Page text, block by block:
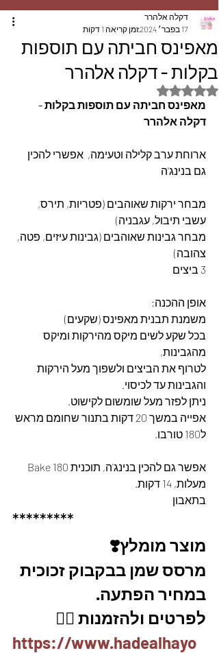
מאפינס חביתה עם תוספות
בקלות - דקלה אלהרר
דקלה אלהרר
17 בפבר׳ 2024
זמן קריאה 1 דקות
דירוג של NaN מתוך 5 כוכבים
מאפינס חביתה עם תוספות בקלות -
דקלה אלהרר
ארוחת ערב קלילה וטעימה,  אפשרי להכין
גם בנינג'ה
מבחר ירקות שאוהבים (פטריות, תירס,
עשבי תיבול, עגבניה)
מבחר גבינות שאוהבים (גבינות עיזים, פטה,
צהובה)
3 ביצים
אופן ההכנה:
משמנת תבנית מאפינס (שקעים)
בכל שקע לשים מיקס מהירקות ומיקס
מהגבינות,
לטרוף את הביצים ולשפוך מעל הירקות
והגבינות עד לכיסוי.
ניתן לפזר מעל שומשום לקישוט.
אפייה במשך 20 דקות בתנור שחומם מראש
ל180 טורבו.
מעלות, 14 דקות.
בתאבון
*********
מוצר מומלץ❣️
מרסס שמן בבקבוק זכוכית
במחיר הפתעה.
לפרטים ולהזמנות 👇🏼
https://www.hadealhayo